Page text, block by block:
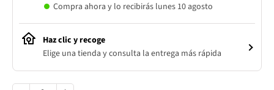
Compra ahora y lo recibirás lunes 10 agosto
Haz clic y recoge
Elige una tienda y consulta la entrega más rápida